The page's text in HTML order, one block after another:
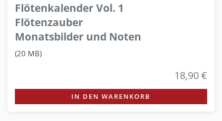
Flötenkalender Vol. 1
Flötenzauber
Monatsbilder und Noten
(20 MB)
18,90 €
IN DEN WARENKORB